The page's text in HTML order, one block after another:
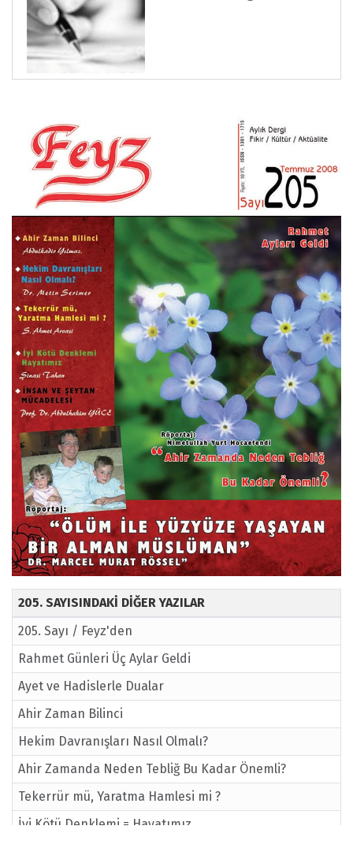
205. SAYISINDAKİ DİĞER YAZILAR
205. Sayı / Feyz'den
Rahmet Günleri Üç Aylar Geldi
Ayet ve Hadislerle Dualar
Ahir Zaman Bilinci
Hekim Davranışları Nasıl Olmalı?
Ahir Zamanda Neden Tebliğ Bu Kadar Önemli?
Tekerrür mü, Yaratma Hamlesi mi ?
İyi Kötü Denklemi = Hayatımız